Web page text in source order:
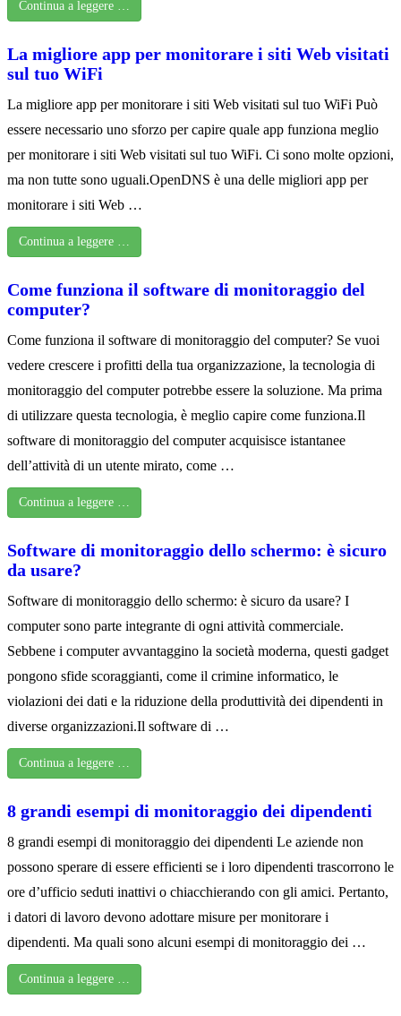
Continua a leggere …
La migliore app per monitorare i siti Web visitati
sul tuo WiFi
La migliore app per monitorare i siti Web visitati sul tuo WiFi Può
essere necessario uno sforzo per capire quale app funziona meglio
per monitorare i siti Web visitati sul tuo WiFi. Ci sono molte opzioni,
ma non tutte sono uguali.OpenDNS è una delle migliori app per
monitorare i siti Web …
Continua a leggere …
Come funziona il software di monitoraggio del
computer?
Come funziona il software di monitoraggio del computer? Se vuoi
vedere crescere i profitti della tua organizzazione, la tecnologia di
monitoraggio del computer potrebbe essere la soluzione. Ma prima
di utilizzare questa tecnologia, è meglio capire come funziona.Il
software di monitoraggio del computer acquisisce istantanee
dell’attività di un utente mirato, come …
Continua a leggere …
Software di monitoraggio dello schermo: è sicuro
da usare?
Software di monitoraggio dello schermo: è sicuro da usare? I
computer sono parte integrante di ogni attività commerciale.
Sebbene i computer avvantaggino la società moderna, questi gadget
pongono sfide scoraggianti, come il crimine informatico, le
violazioni dei dati e la riduzione della produttività dei dipendenti in
diverse organizzazioni.Il software di …
Continua a leggere …
8 grandi esempi di monitoraggio dei dipendenti
8 grandi esempi di monitoraggio dei dipendenti Le aziende non
possono sperare di essere efficienti se i loro dipendenti trascorrono le
ore d’ufficio seduti inattivi o chiacchierando con gli amici. Pertanto,
i datori di lavoro devono adottare misure per monitorare i
dipendenti. Ma quali sono alcuni esempi di monitoraggio dei …
Continua a leggere …